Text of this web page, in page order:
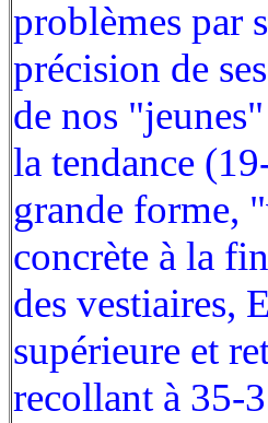
problèmes par
précision de
de nos
la tendance
grande forme,
concrète à la
des vestiaires,
supérieure et
recollant à 35-